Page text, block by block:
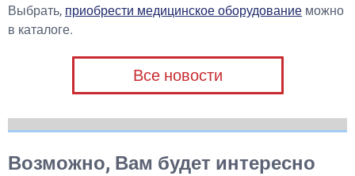
Выбрать, приобрести медицинское оборудование можно
в каталоге.
Все новости
Возможно, Вам будет интересно